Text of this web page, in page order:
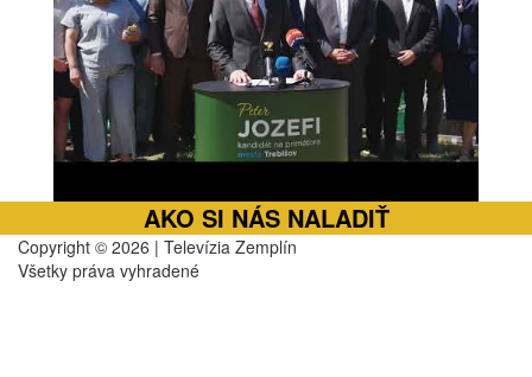
AKO SI NÁS NALADIŤ
Copyright © 2026 | Televízia Zemplín
Všetky práva vyhradené